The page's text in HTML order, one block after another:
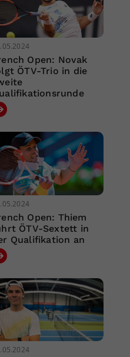
Open: Novak
ÖTV-Trio in die
Open: Thiem
ÖTV-Sextett in
Qualifikation an